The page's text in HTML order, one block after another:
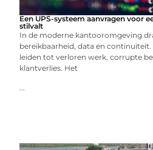
Een UPS-systeem aanvragen voor
stilvalt
In de moderne kantooromgeving
bereikbaarheid, data en
leiden tot verloren werk, corrupte
klantverlies. Het
...